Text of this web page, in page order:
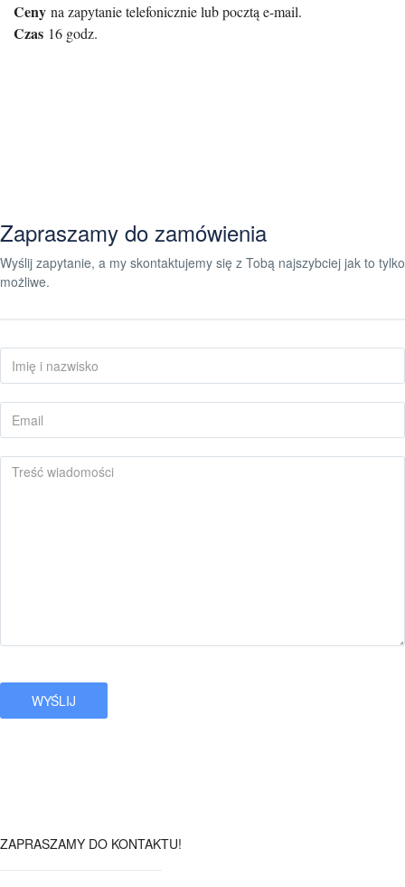
Ceny na zapytanie telefonicznie lub pocztą e-mail.
Czas 16 godz.
Zapraszamy do zamówienia
Wyślij zapytanie, a my skontaktujemy się z Tobą najszybciej jak to tylko
możliwe.
ZAPRASZAMY DO KONTAKTU!